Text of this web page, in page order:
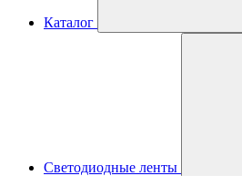
Каталог
Светодиодные ленты